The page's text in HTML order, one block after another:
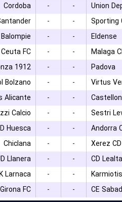
Cordoba
- - Union
- - Sporting
- - Eldense
FC
- - Malaga
1912
- - Padova
Bolzano
- - Virtus
Alicante
- - Castellon
Calcio
- - Sestri
Huesca
- - Andorra
Chiclana
- - Xerez CD
Llanera
- - CD
Larnaca
- -
Girona FC
- - CE